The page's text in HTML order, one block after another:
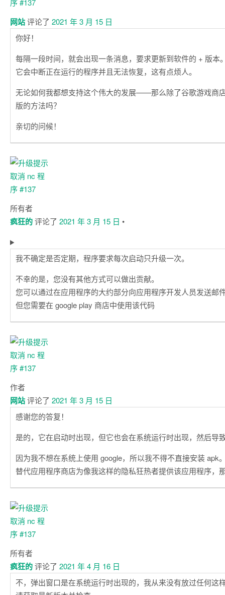
网站评论了 2021 年 3 月 15 日
你好！
每隔一段时间，就会出现一条消息，要求更新到软件的 + 版本
它会中断正在运行的程序并且无法恢复，这有点烦人。
无论如何我都想支持这个伟大的发展——那么除了谷歌游戏商
版的方法吗？
亲切的问候！
所有者
疯狂的评论了 2021 年 3 月 15 日 •
我不确定是否定期，程序要求每次启动只升级一次。
不幸的是，您没有其他方式可以做出贡献。
您可以通过在应用程序的大约部分向应用程序开发人员发送邮
但您需要在 google play 商店中使用该代码
作者
网站评论了 2021 年 3 月 15 日
感谢您的答复！
是的，它在启动时出现，但它也会在系统运行时出现，然后导
因为我不想在系统上使用 google，所以我不得不直接安装 apk
替代应用程序商店为像我这样的隐私狂热者提供该应用程序，
所有者
疯狂的评论了 2021 年 4 月 16 日
不，弹出窗口是在系统运行时出现的，我从来没有放过任何这